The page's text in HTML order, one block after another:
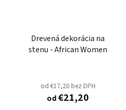
Drevená dekorácia na
stenu - African Women
od €17,20 bez DPH
od€21,20